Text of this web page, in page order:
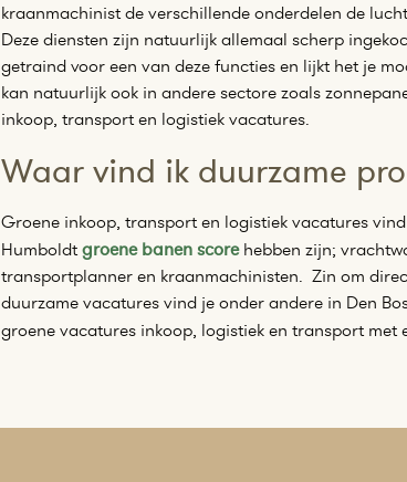
kraanmachinist de verschillende onderdelen de
Deze diensten zijn natuurlijk allemaal scherp
getraind voor een van deze functies en lijkt het je
kan natuurlijk ook in andere sectore zoals
inkoop, transport en logistiek vacatures.
Waar vind ik duurzame
Groene inkoop, transport en logistiek vacatures
Humboldtgroene banen scorehebben zijn;
transportplanner en kraanmachinisten. Zin om
duurzame vacatures vind je onder andere in Den
groene vacatures inkoop, logistiek en transport met